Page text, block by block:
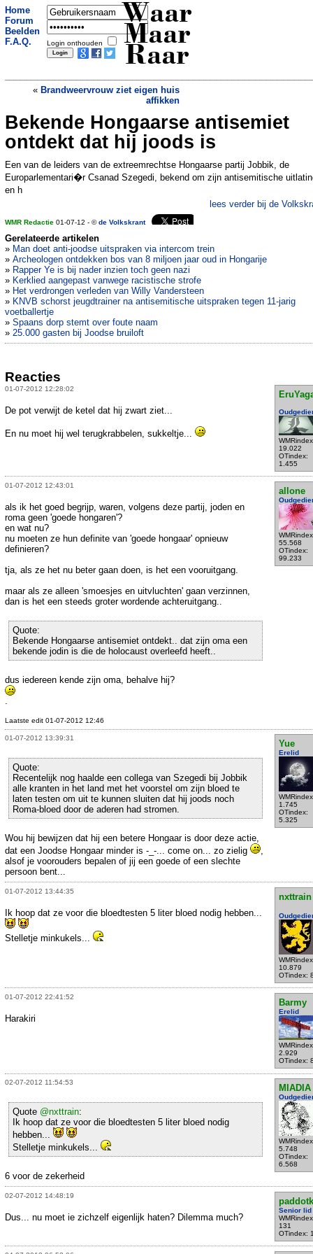
Home
Forum
Beelden
F.A.Q.
Login onthouden
Waar
Maar
Raar
« Brandweervrouw ziet eigen huis
affikken
Apotheek gevaar voor patienten »
Bekende Hongaarse antisemiet
ontdekt dat hij joods is
Een van de leiders van de extreemrechtse Hongaarse partij Jobbik, de
Europarlementari�r Csanad Szegedi, bekend om zijn antisemitische
en h
lees verder bij de
WMR Redactie 01-07-12 - ©de Volkskrant
Gerelateerde artikelen
» Man doet anti-joodse uitspraken via intercom trein
» Archeologen ontdekken bos van 8 miljoen jaar oud in Hongarije
» Rapper Ye is bij nader inzien toch geen nazi
» Kerklied aangepast vanwege racistische strofe
» Het verdrongen verleden van Willy Vandersteen
» KNVB schorst jeugdtrainer na antisemitische uitspraken tegen 11-jarig
voetballertje
» Spaans dorp stemt over foute naam
» 25.000 gasten bij Joodse bruiloft
Reacties
01-07-2012 12:28:02
19.022
OTindex:
1.455
De pot verwijt de ketel dat hij zwart ziet...
En nu moet hij wel terugkrabbelen, sukkeltje...
01-07-2012 12:43:01
allone
55.568
OTindex:
99.233
als ik het goed begrijp, waren, volgens deze partij, joden en
roma geen 'goede hongaren'?
en wat nu?
nu moeten ze hun definite van 'goede hongaar' opnieuw
definieren?
tja, als ze het nu beter gaan doen, is het een vooruitgang.
maar als ze alleen 'smoesjes en uitvluchten' gaan verzinnen,
dan is het een steeds groter wordende achteruitgang..
Quote:
Bekende Hongaarse antisemiet ontdekt.. dat zijn oma een
bekende jodin is die de holocaust overleefd heeft..
dus iedereen kende zijn oma, behalve hij?
Laatste edit 01-07-2012 12:46
01-07-2012 13:39:31
Yue
Erelid
1.745
OTindex:
5.325
Quote:
Recentelijk nog haalde een collega van Szegedi bij Jobbik
alle kranten in het land met het voorstel om zijn bloed te
laten testen om uit te kunnen sluiten dat hij joods noch
Roma-bloed door de aderen had stromen.
Wou hij bewijzen dat hij een betere Hongaar is door deze actie,
dat een Joodse Hongaar minder is -_-... come on... zo zielig
,
alsof je voorouders bepalen of jij een goede of een slechte
persoon bent...
01-07-2012 13:44:35
nxttrain
10.879
OTindex:
Ik hoop dat ze voor die bloedtesten 5 liter bloed nodig hebben...
Stelletje minkukels...
01-07-2012 22:41:52
Barmy
Erelid
2.929
OTindex:
Harakiri
02-07-2012 11:54:53
MIADIA
5.748
OTindex:
6.568
Quote @nxttrain:
Ik hoop dat ze voor die bloedtesten 5 liter bloed nodig
hebben...
Stelletje minkukels...
6 voor de zekerheid
02-07-2012 14:48:19
paddotk
Senior lid
131
OTindex:
Dus... nu moet ie zichzelf eigenlijk haten? Dilemma much?